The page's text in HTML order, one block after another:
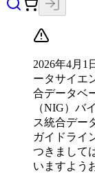
2026年4月1
ータサイエ
合データベ
（NIG）バ
ス統合デー
ガイドライ
つきまして
いますよう